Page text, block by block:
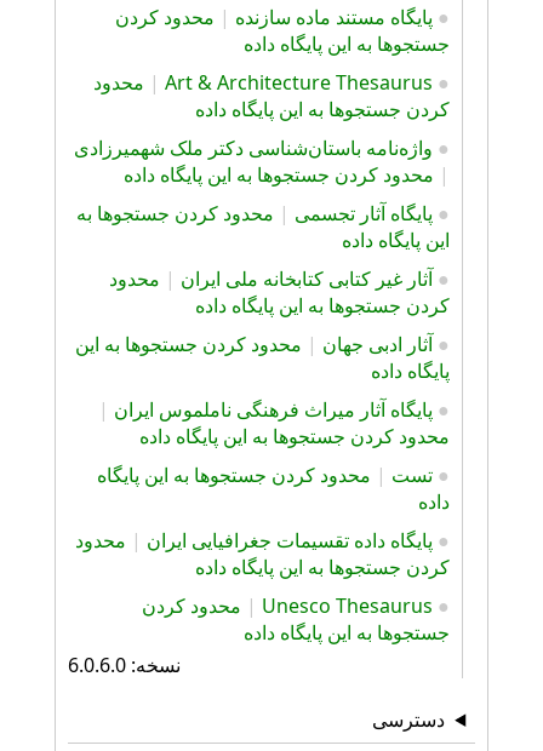
● پایگاه مستند ماده سازنده | محدود کردن
جستجوها به این پایگاه داده
●
Art & Architecture Thesaurus
| محدود
کردن جستجوها به این پایگاه داده
● واژه‌نامه باستان‌شناسی دکتر ملک شهمیرزادی
| محدود کردن جستجوها به این پایگاه داده
● پایگاه آثار تجسمی | محدود کردن جستجوها به
این پایگاه داده
● آثار غیر کتابی کتابخانه ملی ایران | محدود
کردن جستجوها به این پایگاه داده
● آثار ادبی جهان | محدود کردن جستجوها به این
پایگاه داده
● پایگاه آثار ميراث فرهنگی ناملموس ایران |
محدود کردن جستجوها به این پایگاه داده
● تست | محدود کردن جستجوها به این پایگاه
داده
● پایگاه داده تقسیمات جغرافیایی ایران | محدود
کردن جستجوها به این پایگاه داده
●
Unesco Thesaurus
| محدود کردن
جستجوها به این پایگاه داده
نسخه: 6.0.6.0
دسترسی